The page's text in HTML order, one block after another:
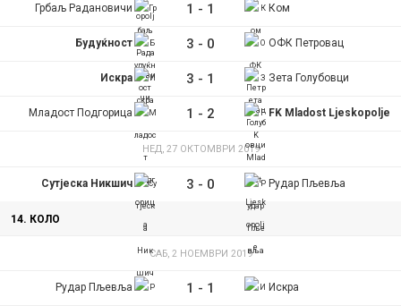
Грбаљ Радановичи 1 - 1 Ком
Будуќност 3 - 0 ОФК Петровац
Искра 3 - 1 Зета Голубовци
Младост Подгорица 1 - 2 FK Mladost Ljeskopolje
НЕД, 27 ОКТОМВРИ 2019
Сутјеска Никшич 3 - 0 Рудар Пљевља
14. КОЛО
САБ, 2 НОЕМВРИ 2019
Рудар Пљевља 1 - 1 Искра